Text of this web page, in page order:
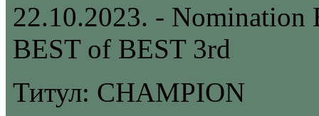
22.10.2023. -
BEST of BEST 3rd
Титул: CHAMPION